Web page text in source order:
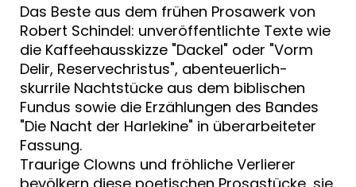
Das Beste aus dem frühen Prosawerk von
Robert Schindel: unveröffentlichte Texte wie
die Kaffeehausskizze "Dackel" oder "Vorm
Delir, Reservechristus", abenteuerlich-
skurrile Nachtstücke aus dem biblischen
Fundus sowie die Erzählungen des Bandes
"Die Nacht der Harlekine" in überarbeiteter
Fassung.
Traurige Clowns und fröhliche Verlierer